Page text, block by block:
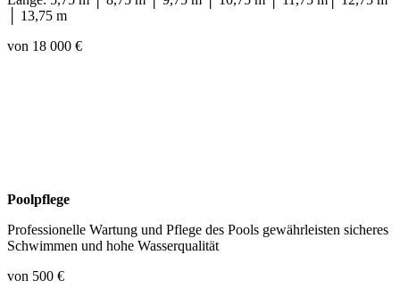
│ 13,75 m
von 18 000 €
Poolpflege
Professionelle Wartung und Pflege des Pools gewährleisten sicheres
Schwimmen und hohe Wasserqualität
von 500 €